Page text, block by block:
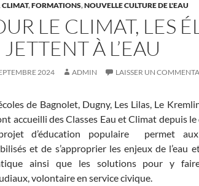
CLIMAT,FORMATIONS,NOUVELLE CULTURE DE L'EAU
LE CLIMAT, LES
JETTENT À L’EAU
2024 ADMIN LAISSER UN
de Bagnolet, Dugny, Les Lilas, Le
accueilli des Classes Eau et Climat depuis le
d’éducation populaire permet aux
et de s’approprier les enjeux de l’eau
ainsi que les solutions pour y
volontaire en service civique.